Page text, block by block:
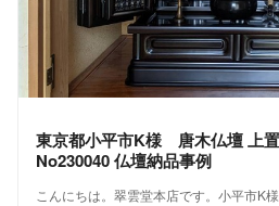
東京都小平市K様 唐木仏壇 上
No230040 仏壇納品事例
こんにちは。翠雲堂本店です。小平市K